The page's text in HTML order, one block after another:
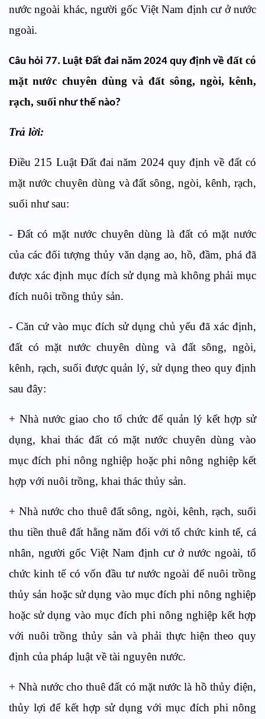
nước ngoài khác, người gốc Việt Nam định cư ở nước
ngoài.
Câu hỏi 77. Luật Đất đai năm 2024 quy định về đất có
mặt nước chuyên dùng và đất sông, ngòi, kênh,
rạch, suối như thế nào?
Trả lời:
Điều 215 Luật Đất đai năm 2024 quy định về đất có
mặt nước chuyên dùng và đất sông, ngòi, kênh, rạch,
suối như sau:
- Đất có mặt nước chuyên dùng là đất có mặt nước
của các đối tượng thủy văn dạng ao, hồ, đầm, phá đã
được xác định mục đích sử dụng mà không phải mục
đích nuôi trồng thủy sản.
- Căn cứ vào mục đích sử dụng chủ yếu đã xác định,
đất có mặt nước chuyên dùng và đất sông, ngòi,
kênh, rạch, suối được quản lý, sử dụng theo quy định
sau đây:
+ Nhà nước giao cho tổ chức để quản lý kết hợp sử
dụng, khai thác đất có mặt nước chuyên dùng vào
mục đích phi nông nghiệp hoặc phi nông nghiệp kết
hợp với nuôi trồng, khai thác thủy sản.
+ Nhà nước cho thuê đất sông, ngòi, kênh, rạch, suối
thu tiền thuê đất hằng năm đối với tổ chức kinh tế, cá
nhân, người gốc Việt Nam định cư ở nước ngoài, tổ
chức kinh tế có vốn đầu tư nước ngoài để nuôi trồng
thủy sản hoặc sử dụng vào mục đích phi nông nghiệp
hoặc sử dụng vào mục đích phi nông nghiệp kết hợp
với nuôi trồng thủy sản và phải thực hiện theo quy
định của pháp luật về tài nguyên nước.
+ Nhà nước cho thuê đất có mặt nước là hồ thủy điện,
thủy lợi để kết hợp sử dụng với mục đích phi nông